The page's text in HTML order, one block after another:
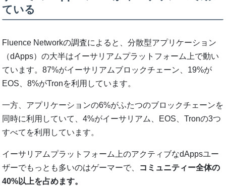
ている
Fluence Networkの調査によると、分散型アプリケーション
（dApps）の大半はイーサリアムプラットフォーム上で動い
ています。87%がイーサリアムブロックチェーン、19%が
EOS、8%がTronを利用しています。
一方、アプリケーションの6%がふたつのブロックチェーンを
同時に利用していて、4%がイーサリアム、EOS、Tronの3つ
すべてを利用しています。
イーサリアムプラットフォーム上のアクティブなdAppsユー
ザーでもっとも多いのはゲーマーで、 コミュニティー全体の
40%以上を占めます。